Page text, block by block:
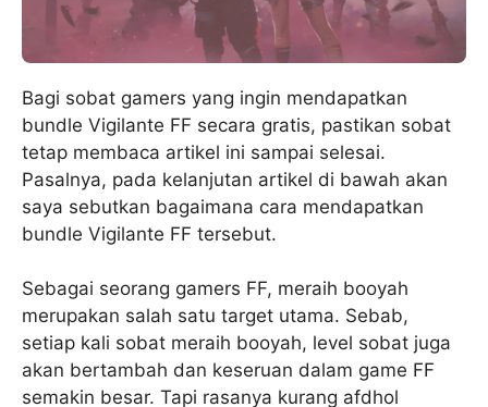
Bagi sobat gamers yang ingin mendapatkan
bundle Vigilante FF secara gratis, pastikan sobat
tetap membaca artikel ini sampai selesai.
Pasalnya, pada kelanjutan artikel di bawah akan
saya sebutkan bagaimana cara mendapatkan
bundle Vigilante FF tersebut.
Sebagai seorang gamers FF, meraih booyah
merupakan salah satu target utama. Sebab,
setiap kali sobat meraih booyah, level sobat juga
akan bertambah dan keseruan dalam game FF
semakin besar. Tapi rasanya kurang afdhol